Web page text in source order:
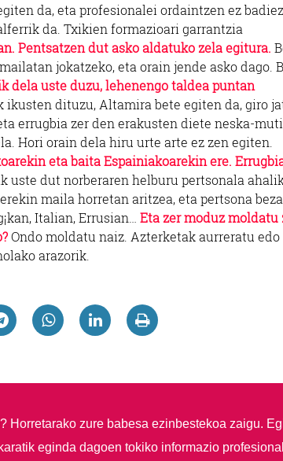
da, eta profesionalei ordaintzen ez
da. Txikien formazioari garrantzia
Pentsatzen dut asko aldatuko zela egitura.
jokatzeko, eta orain jende asko dago.
dela uste duzu, lehenengo taldea puntan
dituzu, Altamira bete egiten da, giro
errugbia zer den erakusten diete neska-
Hori orain dela hiru urte arte ez zen egiten.
eta baita Espainiakoarekin ere.
uste dut norberaren helburu pertsonala
maila horretan aritzea, eta pertsona
Italian, Errusian… Eta zer moduz moldatu
Ondo moldatu naiz. Azterketak aurreratu edo
arazorik.
Horretarako zure babesa ezinbestekoa zaigu.
eginda dagoen tokiko informazio